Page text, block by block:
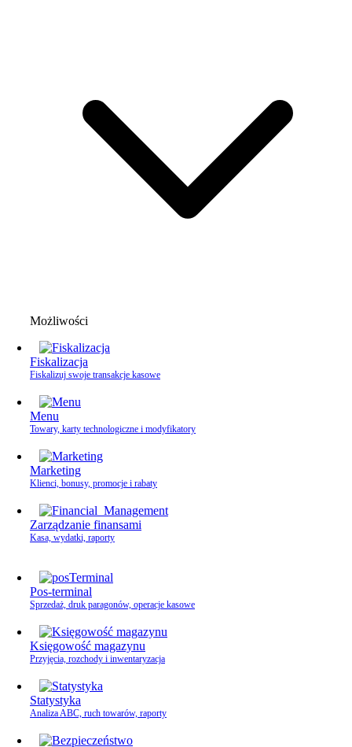
Możliwości
Fiskalizacja
Fiskalizuj swoje transakcje kasowe
Menu
Towary, karty technologiczne i modyfikatory
Marketing
Klienci, bonusy, promocje i rabaty
Zarządzanie finansami
Kasa, wydatki, raporty
Pos-terminal
Sprzedaż, druk paragonów, operacje kasowe
Księgowość magazynu
Przyjęcia, rozchody i inwentaryzacja
Statystyka
Analiza ABC, ruch towarów, raporty